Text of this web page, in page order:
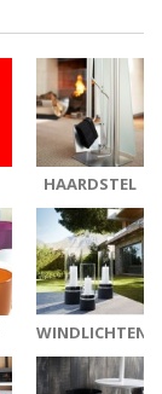
HAARDSTEL
WINDLICHTEN